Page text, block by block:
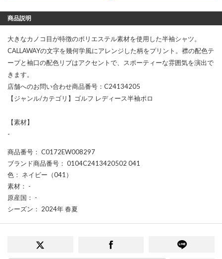
商品説明
大きなカノコ目が特徴のポリエステル素材を使用した半袖シャツ。
CALLAWAYの文字を幾何学風にアレンジした柄をプリント。襟の配色テ
ープと袖口の配色リブはアクセントで、スポーティーな雰囲気を演出で
きます。
店舗へのお問い合わせ商品番号：C24134205
【ジャンル/カテゴリ】ゴルフ レディース半袖ポロ
【素材】
-
商品番号 ： C0172EW008297
ブランド商品番号 ： 0104C2413420502 041
色 ： ネイビー（041）
素材 ： -
原産国 ： -
シーズン ： 2024年 春夏